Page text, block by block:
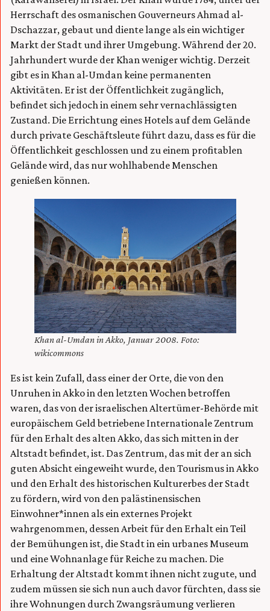
Herrschaft des osmanischen Gouverneurs Ahmad al-
Dschazzar, gebaut und diente lange als ein wichtiger
Markt der Stadt und ihrer Umgebung. Während der 20.
Jahrhundert wurde der Khan weniger wichtig. Derzeit
gibt es in Khan al-Umdan keine permanenten
Aktivitäten. Er ist der Öffentlichkeit zugänglich,
befindet sich jedoch in einem sehr vernachlässigten
Zustand. Die Errichtung eines Hotels auf dem Gelände
durch private Geschäftsleute führt dazu, dass es für die
Öffentlichkeit geschlossen und zu einem profitablen
Gelände wird, das nur wohlhabende Menschen
genießen können.
Khan al-Umdan in Akko, Januar 2008. Foto:
wikicommons
Es ist kein Zufall, dass einer der Orte, die von den
Unruhen in Akko in den letzten Wochen betroffen
waren, das von der israelischen Altertümer-Behörde mit
europäischem Geld betriebene Internationale Zentrum
für den Erhalt des alten Akko, das sich mitten in der
Altstadt befindet, ist. Das Zentrum, das mit der an sich
guten Absicht eingeweiht wurde, den Tourismus in Akko
und den Erhalt des historischen Kulturerbes der Stadt
zu fördern, wird von den palästinensischen
Einwohner*innen als ein externes Projekt
wahrgenommen, dessen Arbeit für den Erhalt ein Teil
der Bemühungen ist, die Stadt in ein urbanes Museum
und eine Wohnanlage für Reiche zu machen. Die
Erhaltung der Altstadt kommt ihnen nicht zugute, und
zudem müssen sie sich nun auch davor fürchten, dass sie
ihre Wohnungen durch Zwangsräumung verlieren